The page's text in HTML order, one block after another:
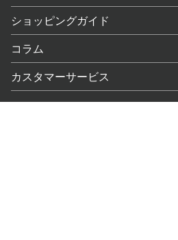
ショッピングガイド
コラム
カスタマーサービス